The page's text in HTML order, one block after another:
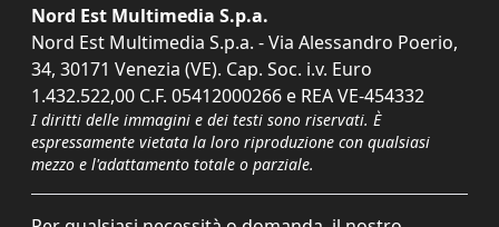
Nord Est Multimedia S.p.a.
Nord Est Multimedia S.p.a. - Via Alessandro Poerio,
34, 30171 Venezia (VE). Cap. Soc. i.v. Euro
1.432.522,00 C.F. 05412000266 e REA VE-454332
I diritti delle immagini e dei testi sono riservati. È
espressamente vietata la loro riproduzione con qualsiasi
mezzo e l'adattamento totale o parziale.